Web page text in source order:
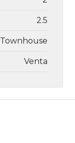
2.5
Townhouse
Venta